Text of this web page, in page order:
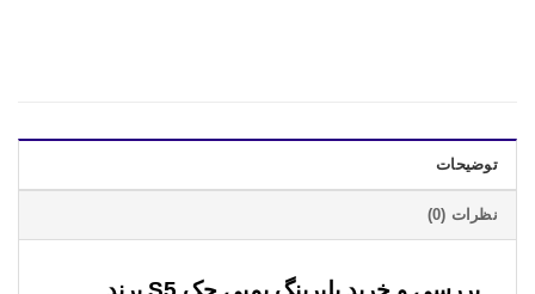
توضیحات
نظرات (0)